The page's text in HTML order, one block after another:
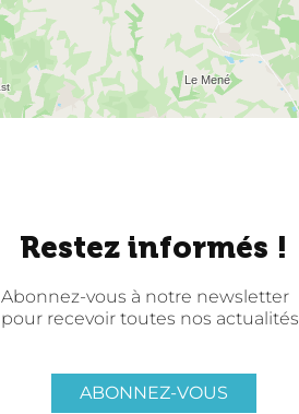
Restez informés !
Abonnez-vous à notre newsletter
pour recevoir toutes nos actualités
ABONNEZ-VOUS